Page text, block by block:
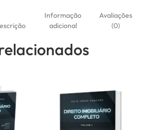
Informação
adicional
Avaliações
(0)